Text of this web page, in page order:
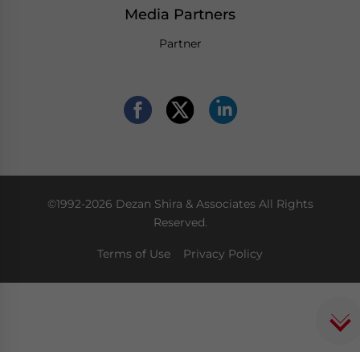
Media Partners
Partner
©1992-2026 Dezan Shira & Associates All Rights
Reserved.
Terms of Use Privacy Policy